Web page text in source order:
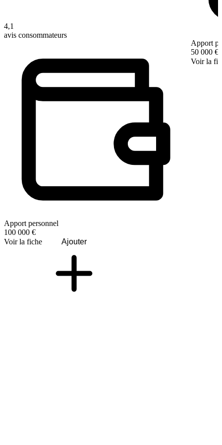
4,1
avis consommateurs
Apport personnel
100 000 €
Voir la fiche
Ajouter
Apport
50 000 €
Voir la